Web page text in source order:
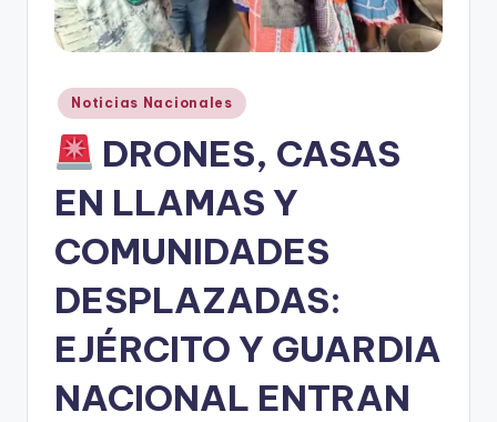
Publicado
en
Noticias Nacionales
DRONES, CASAS
EN LLAMAS Y
COMUNIDADES
DESPLAZADAS:
EJÉRCITO Y GUARDIA
NACIONAL ENTRAN